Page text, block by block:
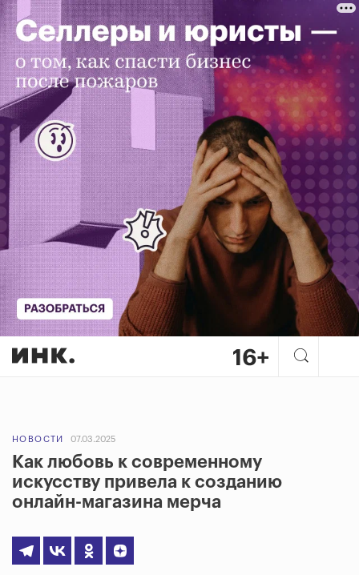
НОВОСТИ 07.03.2025
Как любовь к современному
искусству привела к созданию
онлайн-магазина мерча